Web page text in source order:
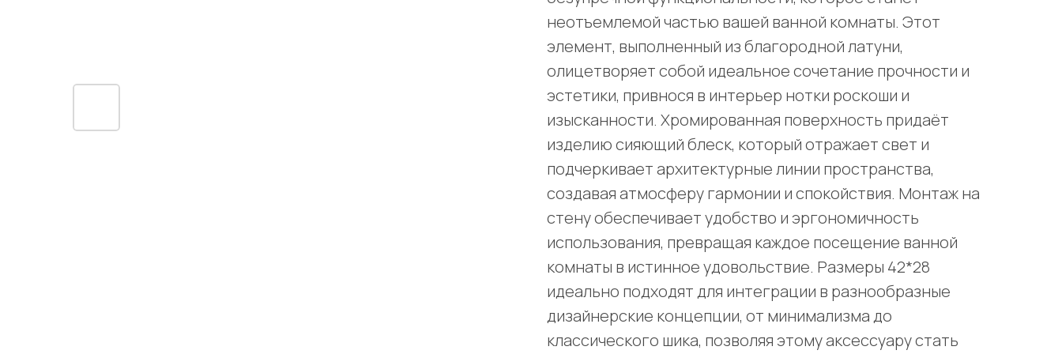
неотъемлемой частью вашей ванной комнаты. Этот
элемент, выполненный из благородной латуни,
олицетворяет собой идеальное сочетание прочности и
эстетики, привнося в интерьер нотки роскоши и
изысканности. Хромированная поверхность придаёт
изделию сияющий блеск, который отражает свет и
подчеркивает архитектурные линии пространства,
создавая атмосферу гармонии и спокойствия. Монтаж на
стену обеспечивает удобство и эргономичность
использования, превращая каждое посещение ванной
комнаты в истинное удовольствие. Размеры 42*28
идеально подходят для интеграции в разнообразные
дизайнерские концепции, от минимализма до
классического шика, позволяя этому аксессуару стать